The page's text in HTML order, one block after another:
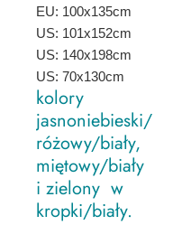
EU: 100x135cm
US: 101x152cm
US: 140x198cm
US: 70x130cm
kolory
jasnoniebieski/
różowy/biały,
miętowy/biały
i zielony w
kropki/biały.